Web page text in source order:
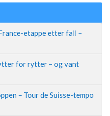
etappe etter fall –
for rytter – og vant
– Tour de Suisse-tempo